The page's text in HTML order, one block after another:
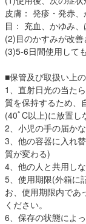
皮膚： 発疹・発赤、
目： 充血、かゆみ
(2)目のかすみが改
(3)5-6日間使用して
■保管及び取扱い上
1、直射日光の当た
質を保持するため、
(40ﾟC以上)に放置し
2、小児の手の届か
3、他の容器に入れ
質が変わる)
4、他の人と共用し
5、使用期限(外箱に
お、使用期限内であ
ください。
6、保存の状態によ